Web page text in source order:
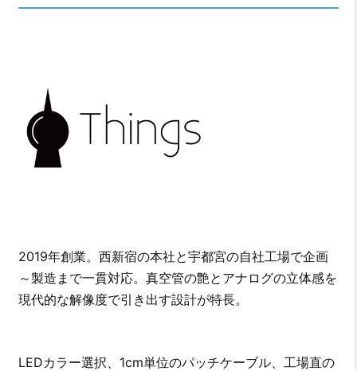
2019年創業。西新宿の本社と宇都宮の自社工場で企画
～製造まで一貫対応。真空管の艶とアナログの立体感を
現代的な解像度で引き出す設計が特長。
LEDカラー選択、1cm単位のパッチケーブル、工場直の